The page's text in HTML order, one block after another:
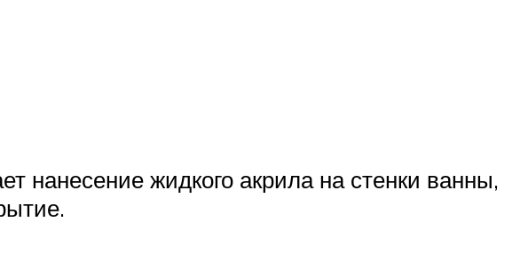
нанесение жидкого акрила на стенки ванны,